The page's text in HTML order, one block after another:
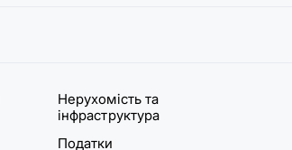
Нерухомість та
інфраструктура
Податки